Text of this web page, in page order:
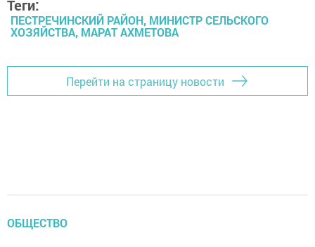
Теги:
ПЕСТРЕЧИНСКИЙ РАЙОН, МИНИСТР СЕЛЬСКОГО
ХОЗЯЙСТВА, МАРАТ АХМЕТОВА
Перейти на страницу новости
ОБЩЕСТВО